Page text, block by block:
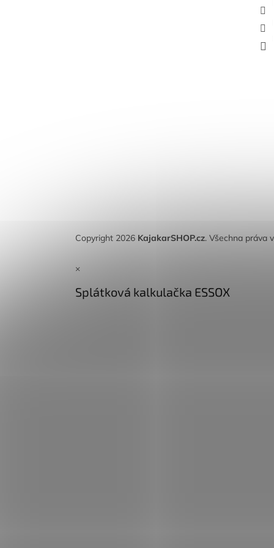
Copyright 2026 KajakarSHOP.cz. Všechna práva
×
Splátková kalkulačka ESSOX